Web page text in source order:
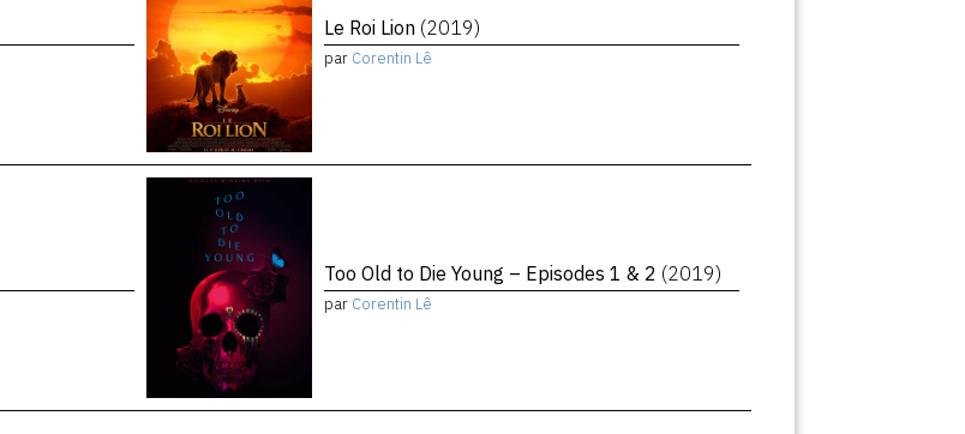
Le Roi Lion (2019)
par Corentin Lê
Too Old to Die Young – Episodes 1 & 2 (2019)
par Corentin Lê